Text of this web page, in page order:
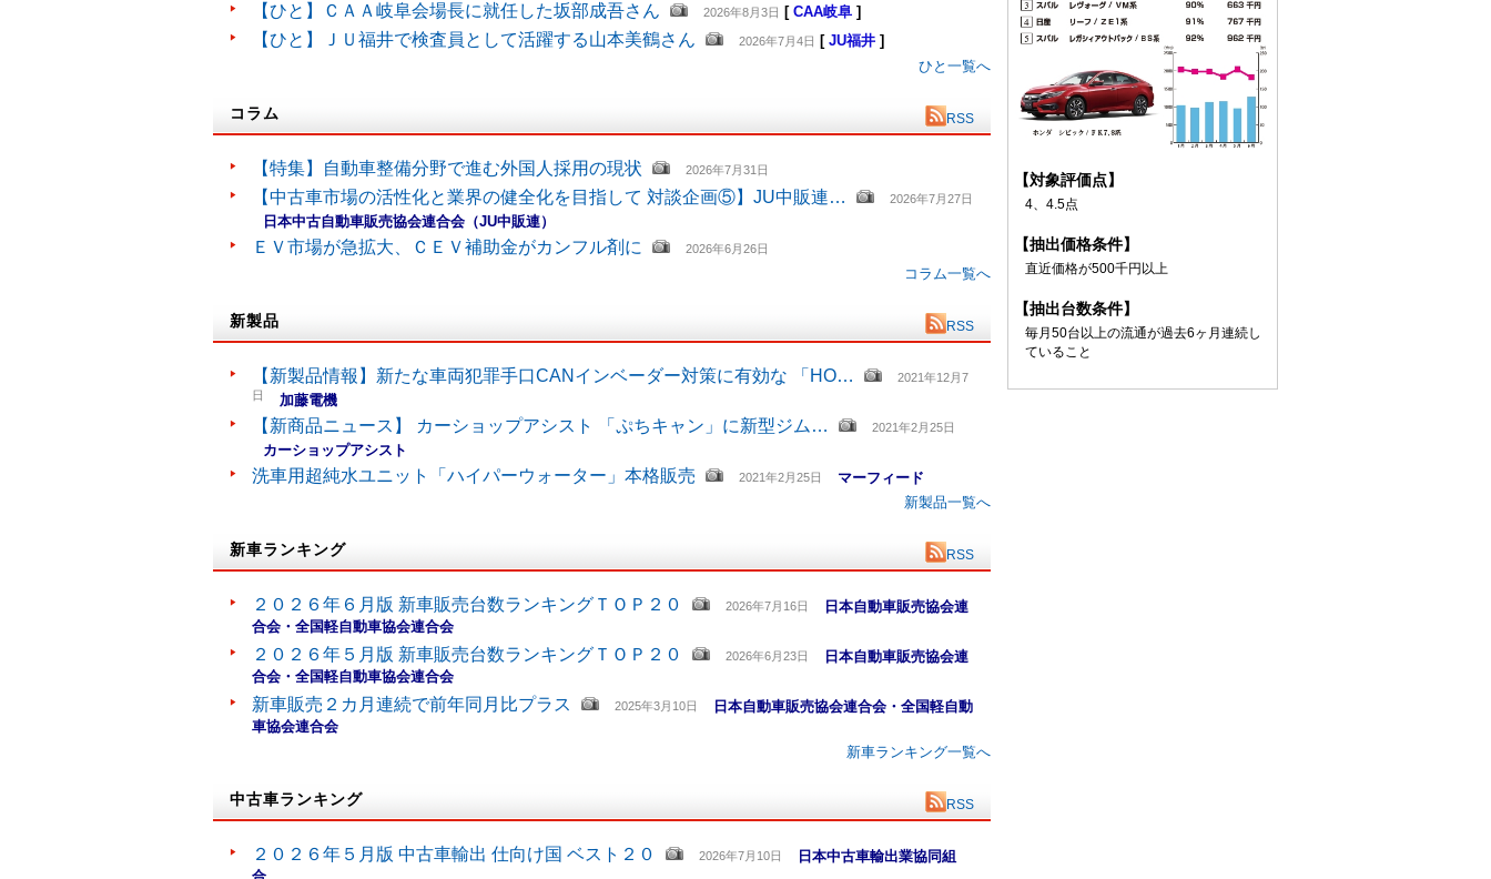
【ひと】ＣＡＡ岐阜会場長に就任した坂部成吾さん 2026年8月3日 [ CAA岐阜 ]
【ひと】ＪＵ福井で検査員として活躍する山本美鶴さん 2026年7月4日 [ JU福井 ]
ひと一覧へ
コラム RSS
【特集】自動車整備分野で進む外国人採用の現状 2026年7月31日
【中古車市場の活性化と業界の健全化を目指して 対談企画⑤】JU中販連… 2026年7月27日
日本中古自動車販売協会連合会（JU中販連）
ＥＶ市場が急拡大、ＣＥＶ補助金がカンフル剤に 2026年6月26日
コラム一覧へ
新製品 RSS
【新製品情報】新たな車両犯罪手口CANインベーダー対策に有効な 「HO… 2021年12月7
日 加藤電機
【新商品ニュース】 カーショップアシスト 「ぷちキャン」に新型ジム… 2021年2月25日
カーショップアシスト
洗車用超純水ユニット「ハイパーウォーター」本格販売 2021年2月25日
マーフィード
新製品一覧へ
新車ランキング RSS
２０２６年６月版 新車販売台数ランキングＴＯＰ２０ 2026年7月16日 日本自動車販売協会連
合会・全国軽自動車協会連合会
２０２６年５月版 新車販売台数ランキングＴＯＰ２０
2026年6月23日 日本自動車販売協会連
合会・全国軽自動車協会連合会
新車販売２カ月連続で前年同月比プラス
2025年3月10日 日本自動車販売協会連合会・全国軽自動
車協会連合会
新車ランキング一覧へ
中古車ランキング RSS
２０２６年５月版 中古車輸出 仕向け国 ベスト２０ 2026年7月10日 日本中古車輸出業協同組
【対象評価点】
4、4.5点
【抽出価格条件】
直近価格が500千円以上
【抽出台数条件】
毎月50台以上の流通が過去6ヶ月連続し
ていること